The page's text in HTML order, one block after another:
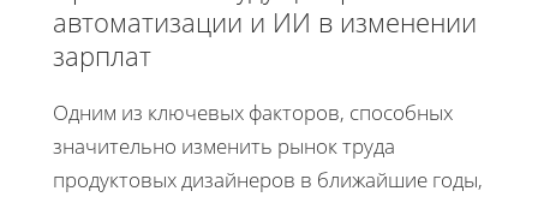
автоматизации и ИИ в изменении
зарплат
Одним из ключевых факторов, способных
значительно изменить рынок труда
продуктовых дизайнеров в ближайшие годы,